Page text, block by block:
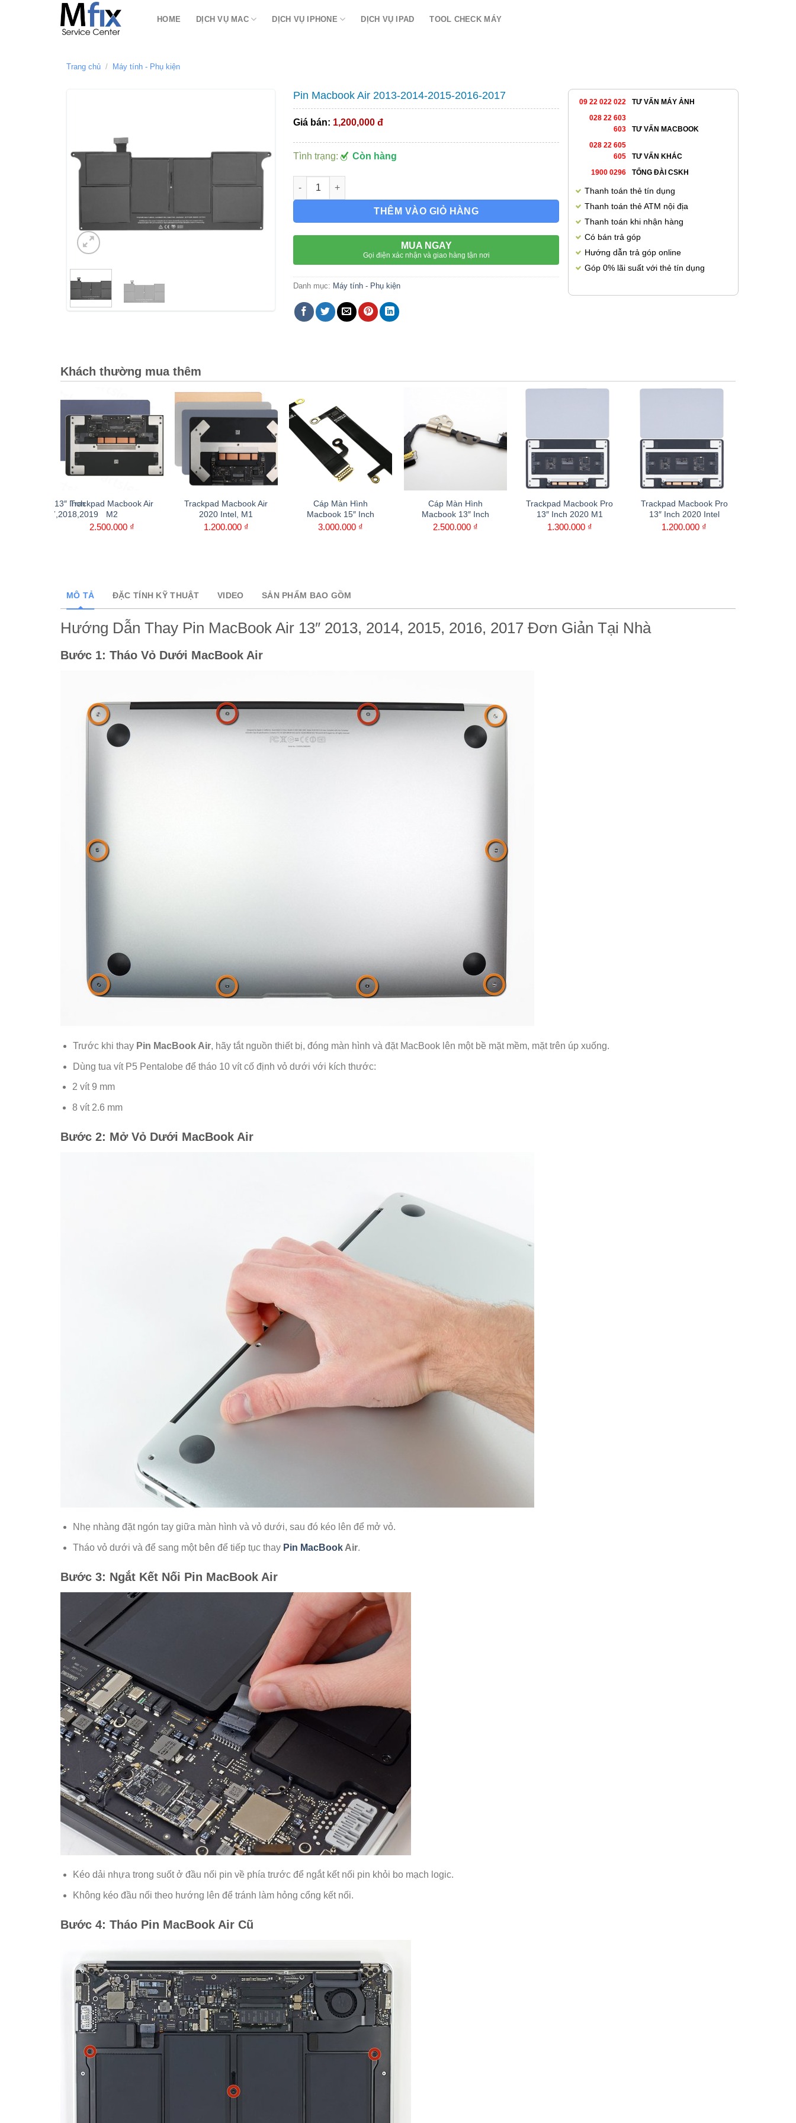
HOME DỊCH VỤ MAC DỊCH VỤ IPHONE DỊCH VỤ IPAD TOOL CHECK MÁY
Trang chủ / Máy tính - Phụ kiện
Pin Macbook Air 2013-2014-2015-2016-2017
Giá bán: 1,200,000 đ
Tình trạng: Còn hàng
Pin Macbook Air 2013-2014-2015-2016-2017 số lượng
THÊM VÀO GIỎ HÀNG
MUA NGAY
Gọi điện xác nhận và giao hàng tận nơi
Danh mục: Máy tính - Phụ kiện
09 22 022 022
TƯ VẤN MÁY ẢNH
028 22 603
603
TƯ VẤN MACBOOK
028 22 605
605
TƯ VẤN KHÁC
1900 0296
TỔNG ĐÀI CSKH
Thanh toán thẻ tín dụng
Thanh toán thẻ ATM nội địa
Thanh toán khi nhận hàng
Có bán trả góp
Hướng dẫn trả góp online
Góp 0% lãi suất với thẻ tín dụng
Khách thường mua thêm
Cáp Màn Hình
Macbook 15″ Inch
3.000.000 ₫
Cáp Màn Hình
Macbook 13″ Inch
2.500.000 ₫
Trackpad Macbook Pro
13″ Inch 2020 M1
1.300.000 ₫
Trackpad Macbook Pro
13″ Inch 2020 Intel
1.200.000 ₫
Pro 13″ InchTrackpad Macbook Air
M2
2.500.000 ₫
Trackpad Macbook Air
2020 Intel, M1
1.200.000 ₫
MÔ TẢ ĐẶC TÍNH KỸ THUẬT VIDEO SẢN PHẨM BAO GỒM
Hướng Dẫn Thay Pin MacBook Air 13″ 2013, 2014, 2015, 2016, 2017 Đơn Giản Tại Nhà
Bước 1: Tháo Vỏ Dưới MacBook Air
Trước khi thay Pin MacBook Air, hãy tắt nguồn thiết bị, đóng màn hình và đặt MacBook lên một bề mặt mềm, mặt trên úp xuống.
Dùng tua vít P5 Pentalobe để tháo 10 vít cố định vỏ dưới với kích thước:
2 vít 9 mm
8 vít 2.6 mm
Bước 2: Mở Vỏ Dưới MacBook Air
Nhẹ nhàng đặt ngón tay giữa màn hình và vỏ dưới, sau đó kéo lên để mở vỏ.
Tháo vỏ dưới và để sang một bên để tiếp tục thay Pin MacBookAir.
Bước 3: Ngắt Kết Nối Pin MacBook Air
Kéo dải nhựa trong suốt ở đầu nối pin về phía trước để ngắt kết nối pin khỏi bo mạch logic.
Không kéo đầu nối theo hướng lên để tránh làm hỏng cổng kết nối.
Bước 4: Tháo Pin MacBook Air Cũ